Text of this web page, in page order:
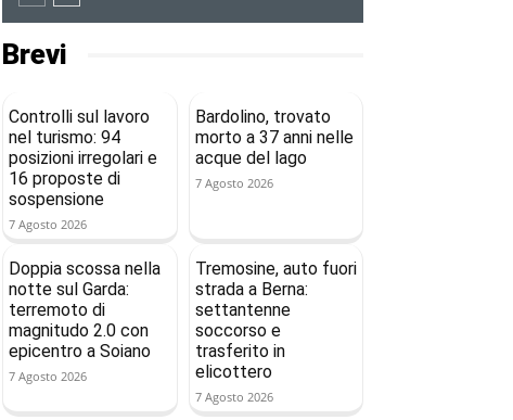
Brevi
Controlli sul lavoro
nel turismo: 94
posizioni irregolari e
16 proposte di
sospensione
7 Agosto 2026
Bardolino, trovato
morto a 37 anni nelle
acque del lago
7 Agosto 2026
Doppia scossa nella
notte sul Garda:
terremoto di
magnitudo 2.0 con
epicentro a Soiano
7 Agosto 2026
Tremosine, auto fuori
strada a Berna:
settantenne
soccorso e
trasferito in
elicottero
7 Agosto 2026